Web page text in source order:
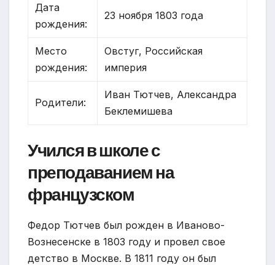
Дата
рождения:
23 ноября 1803 года
Место
рождения:
Овстуг, Российская
империя
Родители:
Иван Тютчев, Александра
Беклемишева
Учился в школе с
преподаванием на
французском
Федор Тютчев был рожден в Иваново-
Вознесенске в 1803 году и провел свое
детство в Москве. В 1811 году он был